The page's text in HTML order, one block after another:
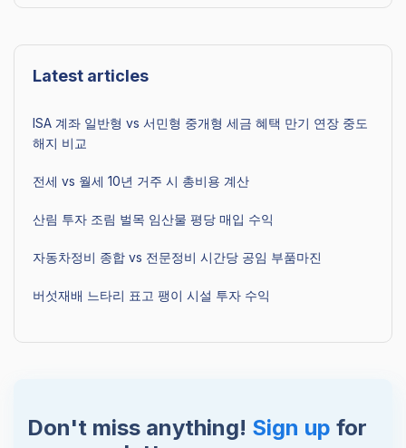
Latest articles
ISA 계좌 일반형 vs 서민형 중개형 세금 혜택 만기 연장 중도
해지 비교
전세 vs 월세 10년 거주 시 총비용 계산
산림 투자 조림 벌목 임산물 평당 매입 수익
자동차정비 종합 vs 전문정비 시간당 공임 부품마진
버섯재배 느타리 표고 팽이 시설 투자 수익
Don't miss anything! Sign up for